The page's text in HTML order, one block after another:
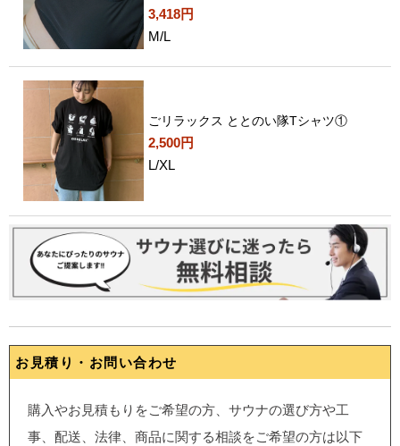
3,418円
M/L
ごリラックス ととのい隊Tシャツ①
2,500円
L/XL
お見積り・お問い合わせ
購入やお見積もりをご希望の方、サウナの選び方や工
事、配送、法律、商品に関する相談をご希望の方は以下